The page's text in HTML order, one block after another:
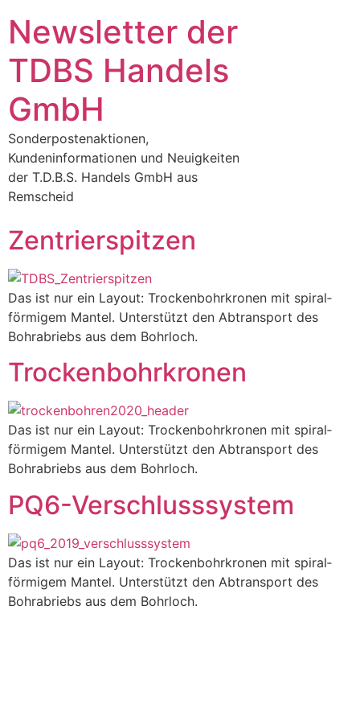
Newsletter der
TDBS Handels
GmbH
Sonderpostenaktionen,
Kundeninformationen und Neuigkeiten
der T.D.B.S. Handels GmbH aus
Remscheid
Zentrierspitzen
Das ist nur ein Layout: Trocken­bohr­kronen mit spiral­
förmigem Mantel. Unter­stützt den Abtrans­port des
Bohr­abriebs aus dem Bohr­loch.
Trockenbohrkronen
Das ist nur ein Layout: Trocken­bohr­kronen mit spiral­
förmigem Mantel. Unter­stützt den Abtrans­port des
Bohr­abriebs aus dem Bohr­loch.
PQ6-Verschluss­system
Das ist nur ein Layout: Trocken­bohr­kronen mit spiral­
förmigem Mantel. Unter­stützt den Abtrans­port des
Bohr­abriebs aus dem Bohr­loch.